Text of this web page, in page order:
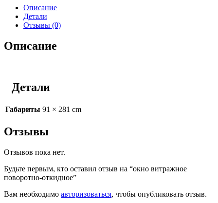
Описание
Детали
Отзывы (0)
Описание
Детали
Габариты 91 × 281 cm
Отзывы
Отзывов пока нет.
Будьте первым, кто оставил отзыв на “окно витражное
поворотно-откидное”
Вам необходимо авторизоваться, чтобы опубликовать отзыв.